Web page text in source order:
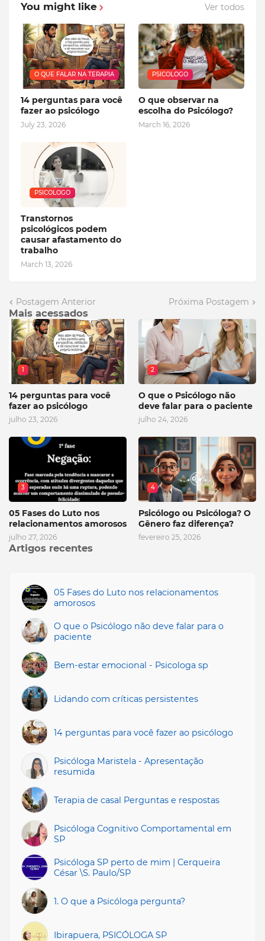
You might like Ver todos
O QUE FALAR NA TERAPIA
14 perguntas para você
fazer ao psicólogo
July 23, 2026
PSICOLOGO
O que observar na
escolha do Psicólogo?
March 16, 2026
PSICOLOGO
Transtornos
psicológicos podem
causar afastamento do
trabalho
March 13, 2026
Postagem Anterior Próxima Postagem
Mais acessados
1
14 perguntas para você
fazer ao psicólogo
julho 23, 2026
2
O que o Psicólogo não
deve falar para o paciente
julho 24, 2026
3
05 Fases do Luto nos
relacionamentos amorosos
julho 27, 2026
4
Psicólogo ou Psicóloga? O
Gênero faz diferença?
fevereiro 25, 2026
Artigos recentes
05 Fases do Luto nos relacionamentos
amorosos
O que o Psicólogo não deve falar para o
paciente
Bem-estar emocional - Psicologa sp
Lidando com críticas persistentes
14 perguntas para você fazer ao psicólogo
Psicóloga Maristela - Apresentação
resumida
Terapia de casal Perguntas e respostas
Psicóloga Cognitivo Comportamental em
SP
Psicóloga SP perto de mim | Cerqueira
César \S. Paulo/SP
1. O que a Psicóloga pergunta?
Ibirapuera, PSICÓLOGA SP